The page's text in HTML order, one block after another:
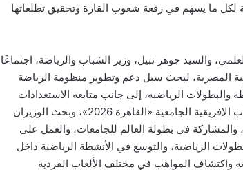
وأن مصر ستظل داعمة لكل ما يسهم في رفعة شعوب القارة وتحقيق تطلعاتها
والسيد جوهر نبيل، وزير الشباب والرياضة، اجتماعًا
المصرية، لبحث سبل دعم وتطوير منظومة الرياضة
الرياضية، إلى جانب متابعة الاستعدادات
الخاصة باستضافة مصر للنسخة الثانية عشرة من دورة الألعاب الإفريقية الجامعية «القاهرة 2026»، وبحث الوزيران
في بطولة العالم للجامعات، والعمل على
الرياضية، والتوسع في الأنشطة الرياضية داخل
واكتشاف المواهب في مختلف الألعاب الفردية